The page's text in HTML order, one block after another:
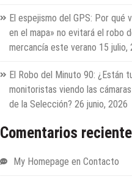
El espejismo del GPS: Por qué
en el mapa» no evitará el robo
mercancía este verano 15 julio,
El Robo del Minuto 90: ¿Están
monitoristas viendo las
de la Selección? 26 junio, 2026
Comentarios
My Homepage en Contacto